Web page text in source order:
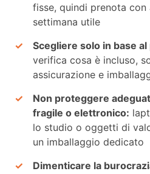
fisse, quindi prenota con
settimana utile
Scegliere solo in base
verifica cosa è incluso,
assicurazione e
Non proteggere
fragile o elettronico:
lo studio o oggetti di
un imballaggio dedicato
Dimenticare la